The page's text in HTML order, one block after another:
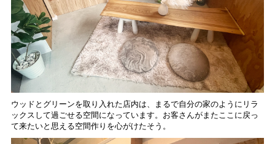
ウッドとグリーンを取り入れた店内は、まるで自分の家のようにリラ
ックスして過ごせる空間になっています。お客さんがまたここに戻っ
て来たいと思える空間作りを心がけたそう。